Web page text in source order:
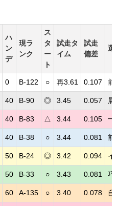
ハ
ン
デ
現ラ
ンク
ス
タ
ー
ト
試走タ
イム
試走
偏差
選
0 B-122 ○ 再3.61 0.107 前
40 B-90 ◎ 3.45 0.057 展
40 B-83 △ 3.44 0.105 一
40 B-38 ○ 3.44 0.081 前
50 B-24 ◎ 3.42 0.094 イ
50 B-33 ○ 3.43 0.081 巧
60 A-135 ○ 3.40 0.078 自